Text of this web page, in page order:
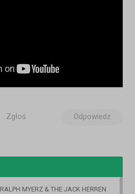
Zgłoś Odpowiedz
RALPH MYERZ & THE JACK HERREN